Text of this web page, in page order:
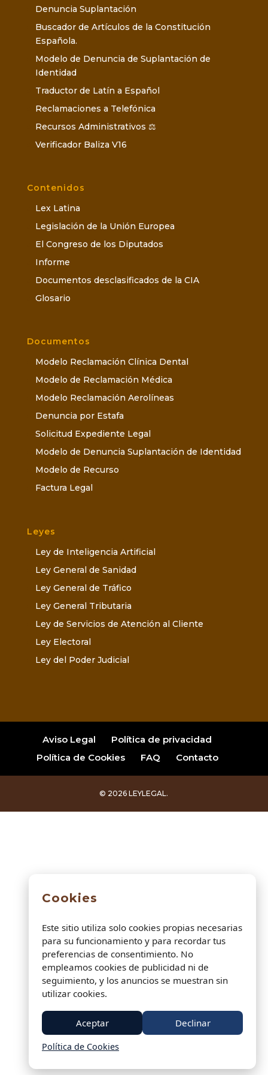
Denuncia Suplantación
Buscador de Artículos de la Constitución
Española.
Modelo de Denuncia de Suplantación de
Identidad
Traductor de Latín a Español
Reclamaciones a Telefónica
Recursos Administrativos ⚖️
Verificador Baliza V16
Contenidos
Lex Latina
Legislación de la Unión Europea
El Congreso de los Diputados
Informe
Documentos desclasificados de la CIA
Glosario
Documentos
Modelo Reclamación Clínica Dental
Modelo de Reclamación Médica
Modelo Reclamación Aerolíneas
Denuncia por Estafa
Solicitud Expediente Legal
Modelo de Denuncia Suplantación de Identidad
Modelo de Recurso
Factura Legal
Leyes
Ley de Inteligencia Artificial
Ley General de Sanidad
Ley General de Tráfico
Ley General Tributaria
Ley de Servicios de Atención al Cliente
Ley Electoral
Ley del Poder Judicial
Aviso Legal
Política de privacidad
Política de Cookies
FAQ Contacto
© 2026 LEYLEGAL.
Cookies
Este sitio utiliza solo cookies propias necesarias
para su funcionamiento y para recordar tus
preferencias de consentimiento. No
empleamos cookies de publicidad ni de
seguimiento, y los anuncios se muestran sin
utilizar cookies.
Aceptar Declinar
Política de Cookies